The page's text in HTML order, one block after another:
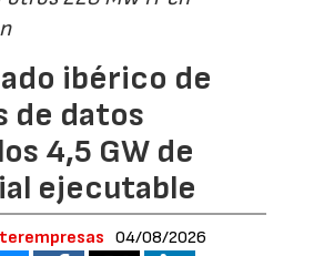
ibérico de
de datos
4,5 GW de
ejecutable
04/08/2026